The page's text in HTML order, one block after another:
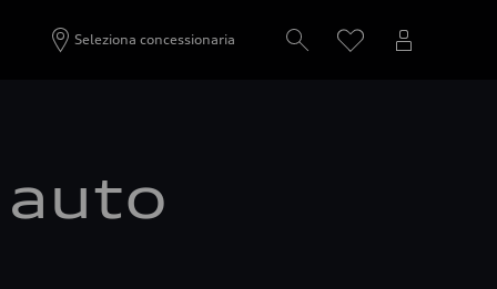
Seleziona concessionaria